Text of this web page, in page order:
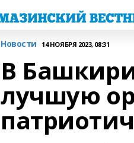
Новости 14 НОЯБРЯ 2023, 08:31
В
лучшую